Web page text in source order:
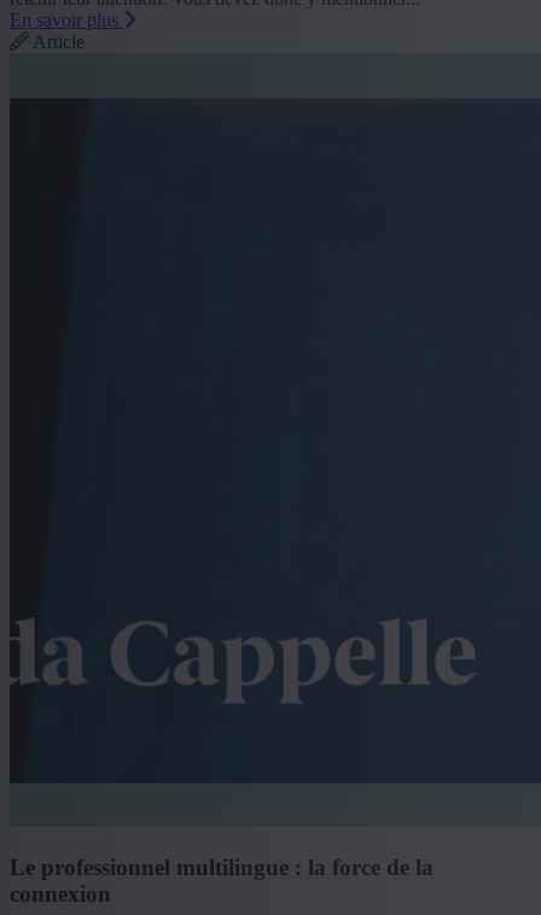
En savoir plus
Article
Le professionnel multilingue : la force de la
connexion